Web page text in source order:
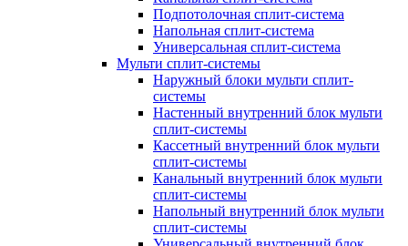
Подпотолочная сплит-система
Напольная сплит-система
Универсальная сплит-система
Мульти сплит-системы
Наружный блоки мульти сплит-
системы
Настенный внутренний блок мульти
сплит-системы
Кассетный внутренний блок мульти
сплит-системы
Канальный внутренний блок мульти
сплит-системы
Напольный внутренний блок мульти
сплит-системы